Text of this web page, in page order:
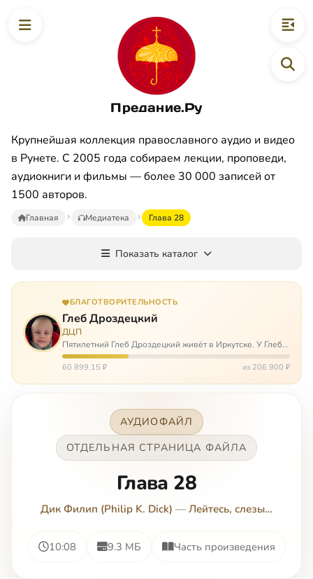
Предание.Ру
Крупнейшая коллекция православного аудио и видео
в Рунете. С 2005 года собираем лекции, проповеди,
аудиокниги и фильмы — более 30 000 записей от
1500 авторов.
Главная Медиатека Глава 28
Показать каталог
БЛАГОТВОРИТЕЛЬНОСТЬ
Глеб Дроздецкий
ДЦП
Пятилетний Глеб Дроздецкий живёт в Иркутске. У Глеба
ДЦП из-за перенесённого в младенчестве менингита,
но его положение осложняется эпилепсией, с которой
60 899,15 ₽ из 206 900 ₽
АУДИОФАЙЛ
ОТДЕЛЬНАЯ СТРАНИЦА ФАЙЛА
Глава 28
Дик Филип (Philip K. Dick) — Лейтесь, слезы…
10:08 9.3 МБ Часть произведения